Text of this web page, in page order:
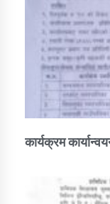
कार्यक्रम